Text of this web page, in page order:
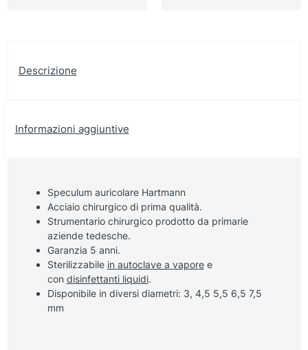
Descrizione
Informazioni aggiuntive
Speculum auricolare Hartmann
Acciaio chirurgico di prima qualità.
Strumentario chirurgico prodotto da primarie
aziende tedesche.
Garanzia 5 anni.
Sterilizzabile in autoclave a vaporee
con disinfettanti liquidi.
Disponibile in diversi diametri: 3, 4,5 5,5 6,5 7,5
mm